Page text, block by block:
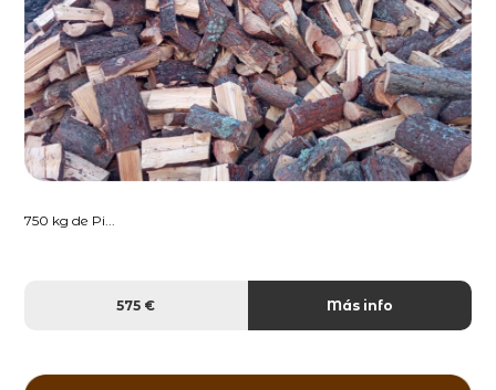
750 kg de Pi...
575 € Más info